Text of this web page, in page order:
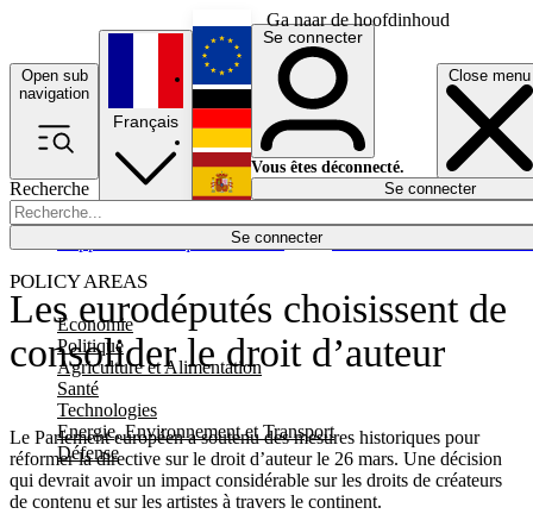
Ga naar de hoofdinhoud
Open sub
navigation
Close menu
Recherche
Se connecter
POLICY AREAS
Economie
Politique
Agriculture et Alimentation
Santé
Technologies
Energie, Environnement et Transport
Défense
Économie
Français
English
Deutsch
Español
Se connecter
Vous êtes déconnecté.
Se connecter
Les eurodéputés choisissent de
consolider le droit d’auteur
Le Parlement européen a soutenu des mesures historiques pour
réformer la directive sur le droit d’auteur le 26 mars. Une décision
qui devrait avoir un impact considérable sur les droits de créateurs
de contenu et sur les artistes à travers le continent.